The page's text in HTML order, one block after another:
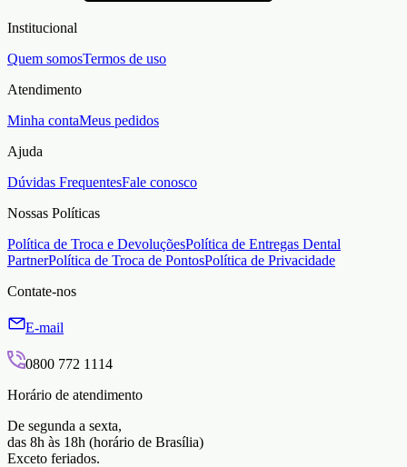
Institucional
Quem somosTermos de uso
Atendimento
Minha contaMeus pedidos
Ajuda
Dúvidas FrequentesFale conosco
Nossas Políticas
Política de Troca e DevoluçõesPolítica de Entregas Dental
PartnerPolítica de Troca de PontosPolítica de Privacidade
Contate-nos
E-mail
0800 772 1114
Horário de atendimento
De segunda a sexta,
das 8h às 18h (horário de Brasília)
Exceto feriados.